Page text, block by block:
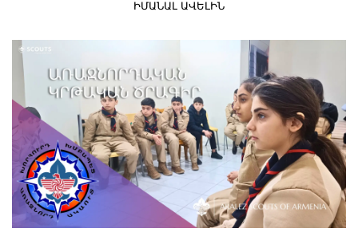
ԻՄԱՆԱԼ ԱՎԵԼԻՆ